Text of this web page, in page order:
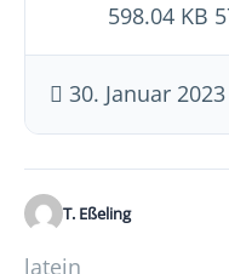
598.04 KB
30. Januar 2023
T. Eßeling
latein